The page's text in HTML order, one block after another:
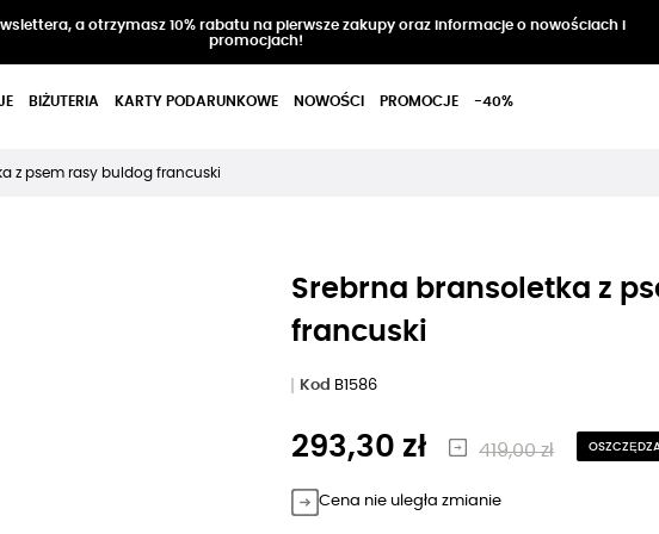
a otrzymasz 10% rabatu na pierwsze zakupy oraz informacje o nowościach i
promocjach!
BIŻUTERIA KARTY PODARUNKOWE NOWOŚCI PROMOCJE -40%
z psem rasy buldog francuski
Srebrna bransoletka z
francuski
Kod B1586
293,30 zł 419,00 zł
Cena nie uległa zmianie